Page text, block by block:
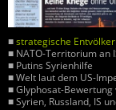
■strategische
■ NATO-Territorium an
■ Putins Syrienhilfe
■ Welt laut dem US-
■ Glyphosat-
■ Syrien, Russland, IS